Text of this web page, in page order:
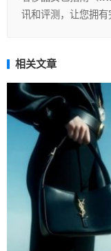
讯和评测，让您拥有
相关文章